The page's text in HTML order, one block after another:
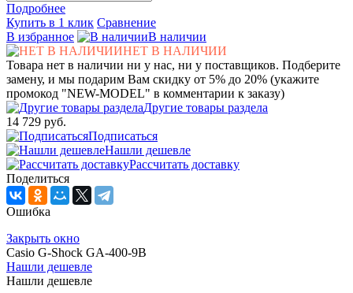
Подробнее
Купить в 1 клик Сравнение
В избранное
В наличии
НЕТ В НАЛИЧИИ
Товара нет в наличии ни у нас, ни у поставщиков. Подберите
замену, и мы подарим Вам скидку от 5% до 20% (укажите
промокод "NEW-MODEL" в комментарии к заказу)
Другие товары раздела
14 729 руб.
Подписаться
Нашли дешевле
Рассчитать доставку
Поделиться
Ошибка
Закрыть окно
Casio G-Shock GA-400-9B
Нашли дешевле
Нашли дешевле